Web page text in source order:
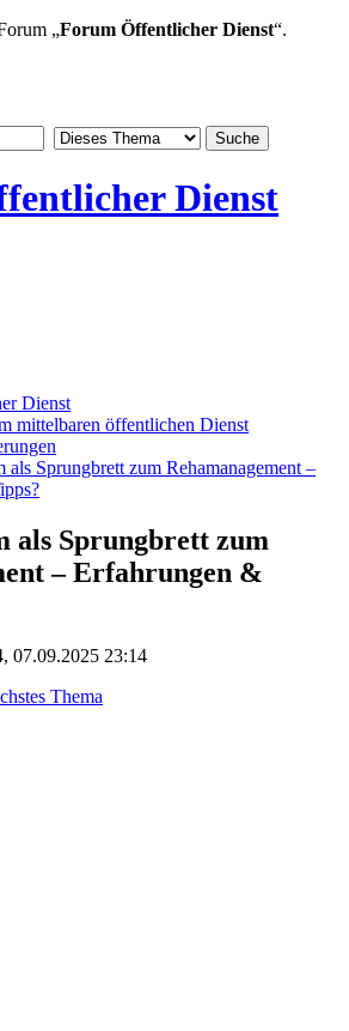
„Forum Öffentlicher Dienst“.
Dienst
mittelbaren öffentlichen Dienst
als Sprungbrett zum Rehamanagement –
als Sprungbrett zum
– Erfahrungen &
07.09.2025 23:14
Thema